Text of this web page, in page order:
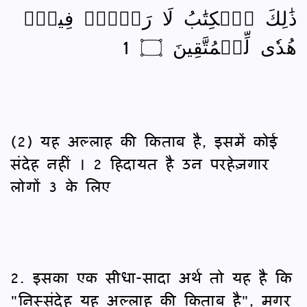
ذَٰلِكَ ٱلۡكِتَٰبُ لَا رَيۡبَۛ فِيهِۛ
هُدٗى لِّلۡمُتَّقِينَ ۝ 1
(2) यह अल्लाह की किताब है, इसमें कोई
संदेह नहीं । 2 हिदायत है उन परहेज़गार
लोगों 3 के लिए
2. इसका एक सीधा-सादा अर्थ तो यह है कि
"निस्संदेह यह अल्लाह की किताब है", मगर